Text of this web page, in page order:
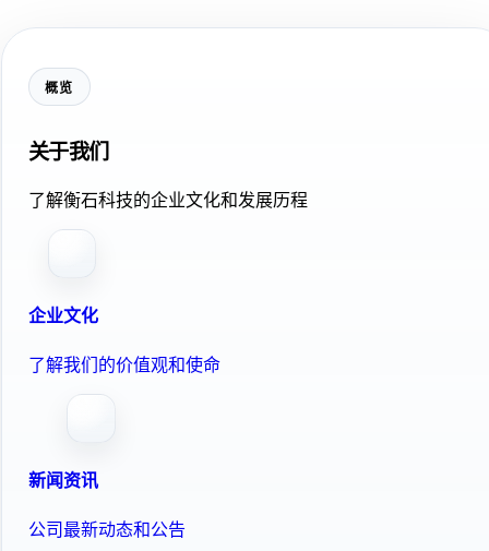
概览
关于我们
了解衡石科技的企业文化和发展历程
企业文化
了解我们的价值观和使命
新闻资讯
公司最新动态和公告